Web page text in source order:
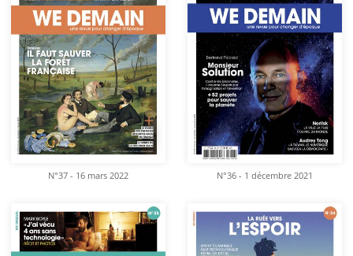
N°37 - 16 mars 2022 N°36 - 1 décembre 2021